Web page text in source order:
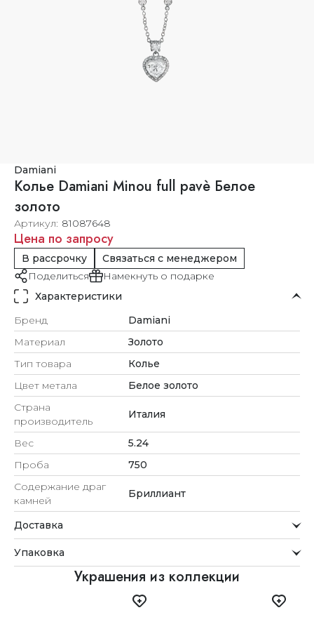
Damiani
Колье Damiani Minou full pavè Белое
золото
Артикул 81087648
Цена по запросу
В рассрочку
Связаться с менеджером
Поделиться
Намекнуть о подарке
Характеристики
Бренд
Damiani
Материал
Золото
Тип товара
Колье
Цвет метала
Белое золото
Страна
производитель
Италия
Вес
5.24
Проба
750
Содержание драг
камней
Бриллиант
Доставка
Мы стремимся обрабатывать заказы максимально
быстро и доставлять их прямо до вашей двери в
удобное для вас время.
Упаковка
Внимание к деталям
Каждое украшение проходит тщательную проверку
Украшения из коллекции